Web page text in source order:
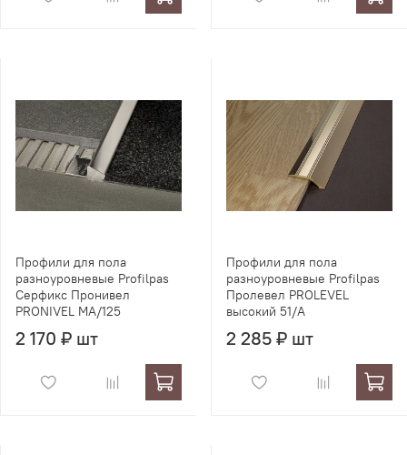
Профили для пола
разноуровневые Profilpas
Серфикс Пронивел
PRONIVEL MA/125
2 170 ₽ шт
Профили для пола
разноуровневые Profilpas
Пролевел PROLEVEL
высокий 51/A
2 285 ₽ шт